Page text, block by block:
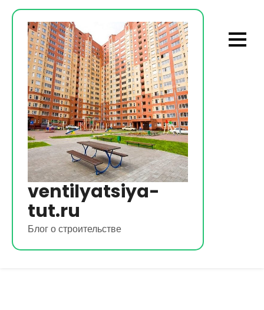
Перейти
содержимому
ventilyatsiya-
tut.ru
Блог о строительстве